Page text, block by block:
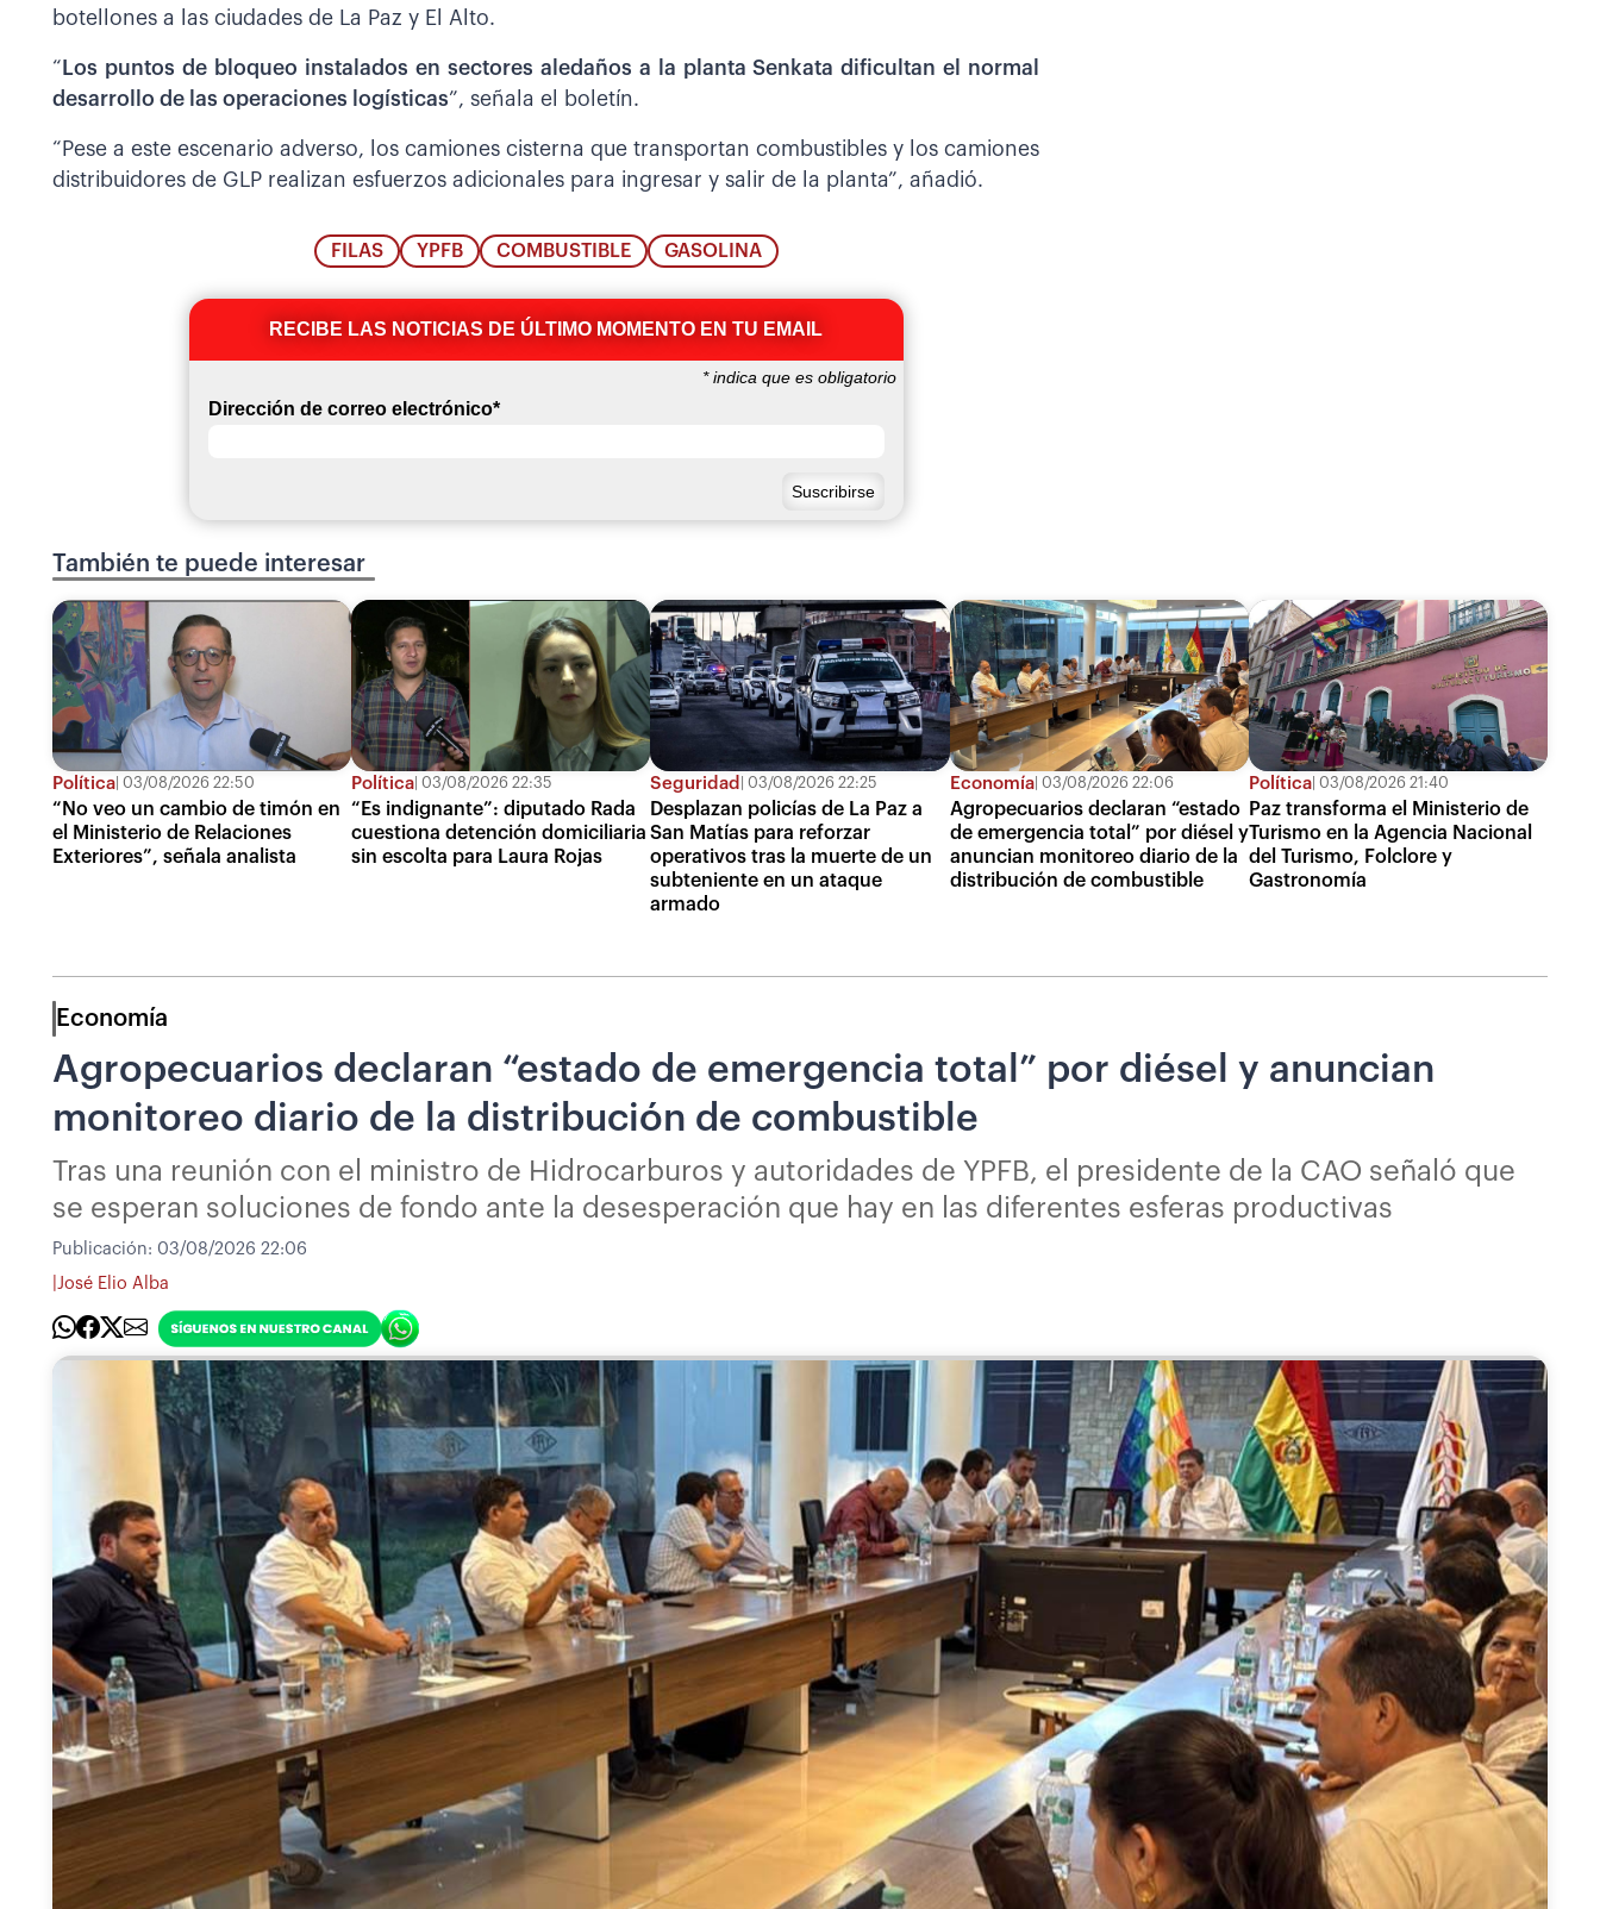
botellones a las ciudades de La Paz y El Alto.
“ Los puntos de bloqueo instalados en sectores aledaños a la planta Senkata dificultan el normal
desarrollo de las operaciones logísticas”, señala el boletín.
“Pese a este escenario adverso, los camiones cisterna que transportan combustibles y los camiones
distribuidores de GLP realizan esfuerzos adicionales para ingresar y salir de la planta”, añadió.
FILAS YPFB COMBUSTIBLE GASOLINA
RECIBE LAS NOTICIAS DE ÚLTIMO MOMENTO EN TU EMAIL
*indica que es obligatorio
Dirección de correo electrónico*
También te puede interesar
Política 03/08/2026 22:50
“No veo un cambio de timón en
el Ministerio de Relaciones
Exteriores”, señala analista
Política 03/08/2026 22:35
“Es indignante”: diputado Rada
cuestiona detención domiciliaria
sin escolta para Laura Rojas
Seguridad 03/08/2026 22:25
Desplazan policías de La Paz a
San Matías para reforzar
operativos tras la muerte de un
subteniente en un ataque
armado
Economía 03/08/2026 22:06
Agropecuarios declaran “estado
de emergencia total” por diésel y
anuncian monitoreo diario de la
distribución de combustible
Política 03/08/2026 21:40
Paz transforma el Ministerio de
Turismo en la Agencia Nacional
del Turismo, Folclore y
Gastronomía
Economía
Agropecuarios declaran “estado de emergencia total” por diésel y anuncian
monitoreo diario de la distribución de combustible
Tras una reunión con el ministro de Hidrocarburos y autoridades de YPFB, el presidente de la CAO señaló que
se esperan soluciones de fondo ante la desesperación que hay en las diferentes esferas productivas
Publicación: 03/08/2026 22:06
José Elio Alba